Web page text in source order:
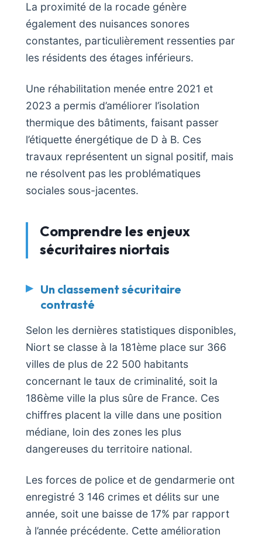
La proximité de la rocade génère
également des nuisances sonores
constantes, particulièrement ressenties par
les résidents des étages inférieurs.
Une réhabilitation menée entre 2021 et
2023 a permis d’améliorer l’isolation
thermique des bâtiments, faisant passer
l’étiquette énergétique de D à B. Ces
travaux représentent un signal positif, mais
ne résolvent pas les problématiques
sociales sous-jacentes.
Comprendre les enjeux
sécuritaires niortais
Un classement sécuritaire
contrasté
Selon les dernières statistiques disponibles,
Niort se classe à la 181ème place sur 366
villes de plus de 22 500 habitants
concernant le taux de criminalité, soit la
186ème ville la plus sûre de France. Ces
chiffres placent la ville dans une position
médiane, loin des zones les plus
dangereuses du territoire national.
Les forces de police et de gendarmerie ont
enregistré 3 146 crimes et délits sur une
année, soit une baisse de 17% par rapport
à l’année précédente. Cette amélioration